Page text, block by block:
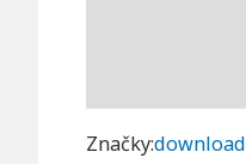
Značky:download